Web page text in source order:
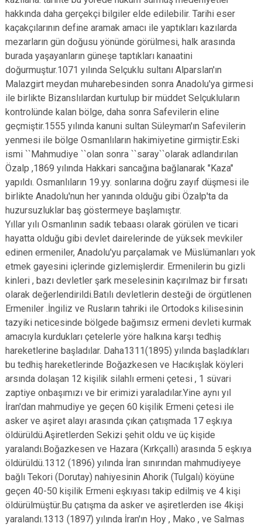
hakkında daha gerçekçi bilgiler elde edilebilir. Tarihi eser
kaçakçılarının define aramak amacı ile yaptıkları kazılarda
mezarların gün doğusu yönünde görülmesi, halk arasında
burada yaşayanların güneşe taptıkları kanaatini
doğurmuştur.1071 yılında Selçuklu sultanı Alparslan'ın
Malazgirt meydan muharebesinden sonra Anadolu'ya girmesi
ile birlikte Bizanslılardan kurtulup bir müddet Selçukluların
kontrolünde kalan bölge, daha sonra Safevilerin eline
geçmiştir.1555 yılında kanuni sultan Süleyman'ın Safevilerin
yenmesi ile bölge Osmanlıların hakimiyetine girmiştir.Eski
ismi ``Mahmudiye ``olan sonra ``saray``olarak adlandırılan
Özalp ,1869 yılında Hakkari sancağına bağlanarak "Kaza"
yapıldı. Osmanlıların 19.yy. sonlarına doğru zayıf düşmesi ile
birlikte Anadolu'nun her yanında olduğu gibi Özalp'ta da
huzursuzluklar baş göstermeye başlamıştır.
Yıllar yılı Osmanlının sadık tebaası olarak görülen ve ticari
hayatta olduğu gibi devlet dairelerinde de yüksek mevkiler
edinen ermeniler, Anadolu'yu parçalamak ve Müslümanları yok
etmek gayesini içlerinde gizlemişlerdir. Ermenilerin bu gizli
kinleri , bazı devletler şark meselesinin kaçırılmaz bir fırsatı
olarak değerlendirildi.Batılı devletlerin desteği de örgütlenen
Ermeniler .İngiliz ve Rusların tahriki ile Ortodoks kilisesinin
tazyiki neticesinde bölgede bağımsız ermeni devleti kurmak
amacıyla kurdukları çetelerle yöre halkına karşı tedhiş
hareketlerine başladılar. Daha1311(1895) yılında başladıkları
bu tedhiş hareketlerinde Boğazkesen ve Hacıkışlak köyleri
arsında dolaşan 12 kişilik silahlı ermeni çetesi , 1 süvari
zaptiye onbaşımızı ve bir erimizi yaraladılar.Yine aynı yıl
İran'dan mahmudiye ye geçen 60 kişilik Ermeni çetesi ile
asker ve aşiret alayı arasında çıkan çatışmada 17 eşkıya
öldürüldü.Aşiretlerden Sekizi şehit oldu ve üç kişide
yaralandı.Boğazkesen ve Hazara (Kırkçallı) arasında 5 eşkıya
öldürüldü.1312 (1896) yılında İran sınırından mahmudiyeye
bağlı Tekori (Dorutay) nahiyesinin Ahorik (Tulgalı) köyüne
geçen 40-50 kişilik Ermeni eşkıyası takip edilmiş ve 4 kişi
öldürülmüştür.Bu çatışma da asker ve aşiretlerden ise 4kişi
yaralandı.1313 (1897) yılında İran'ın Hoy , Mako , ve Salmas